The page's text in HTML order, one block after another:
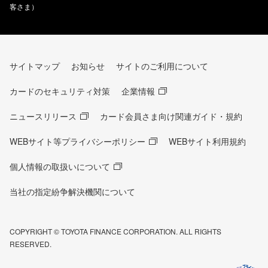
客さま）
サイトマップ お知らせ サイトのご利用について
カードのセキュリティ対策 企業情報
ニュースリリース カード会員さま向け関連ガイド・規約
WEBサイト等プライバシーポリシー WEBサイト利用規約
個人情報の取扱いについて
当社の指定紛争解決機関について
COPYRIGHT © TOYOTA FINANCE CORPORATION. ALL RIGHTS
RESERVED.